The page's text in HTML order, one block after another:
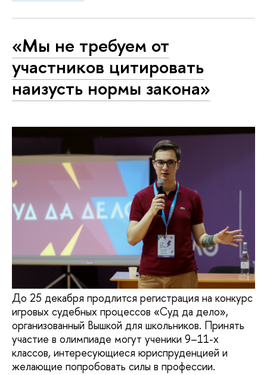
«Мы не требуем от
участников цитировать
наизусть нормы закона»
До 25 декабря продлится регистрация на конкурс
игровых судебных процессов «Суд да дело»,
организованный Вышкой для школьников. Принять
участие в олимпиаде могут ученики 9–11-х
классов, интересующиеся юриспруденцией и
желающие попробовать силы в профессии.